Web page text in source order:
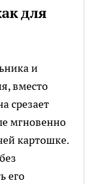
для
и
вместо
срезает
мгновенно
картошке.
его